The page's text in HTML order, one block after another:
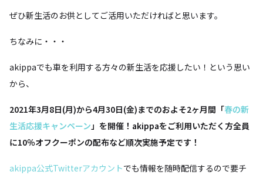
ぜひ新生活のお供としてご活用いただければと思います。
ちなみに・・・
akippaでも車を利用する方々の新生活を応援したい！という思い
から、
2021年3月8日(月)から4月30日(金)までのおよそ2ヶ月間「春の新
生活応援キャンペーン」を開催！akippaをご利用いただく方全員
に10％オフクーポンの配布など順次実施予定です！
akippa公式Twitterアカウントでも情報を随時配信するので要チ